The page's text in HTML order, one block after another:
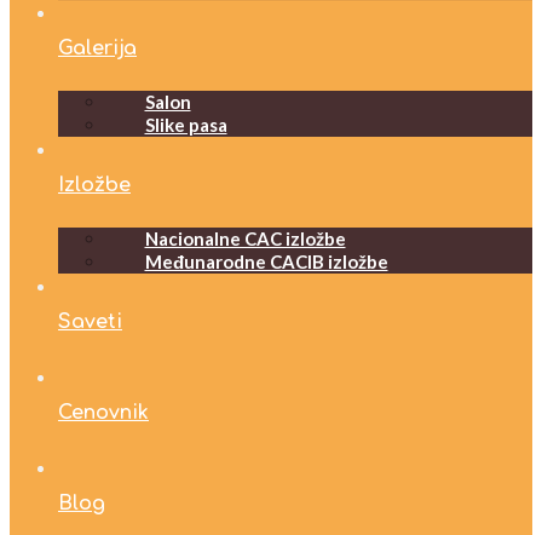
Galerija
Salon
Slike pasa
Izložbe
Nacionalne CAC izložbe
Međunarodne CACIB izložbe
Saveti
Cenovnik
Blog